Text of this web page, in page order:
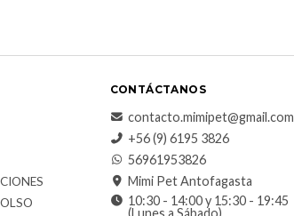
CONTÁCTANOS
contacto.mimipet@gmail.com
+56 (9) 6195 3826
56961953826
Mimi Pet Antofagasta
10:30 - 14:00 y 15:30 - 19:45
(Lunes a Sábado)